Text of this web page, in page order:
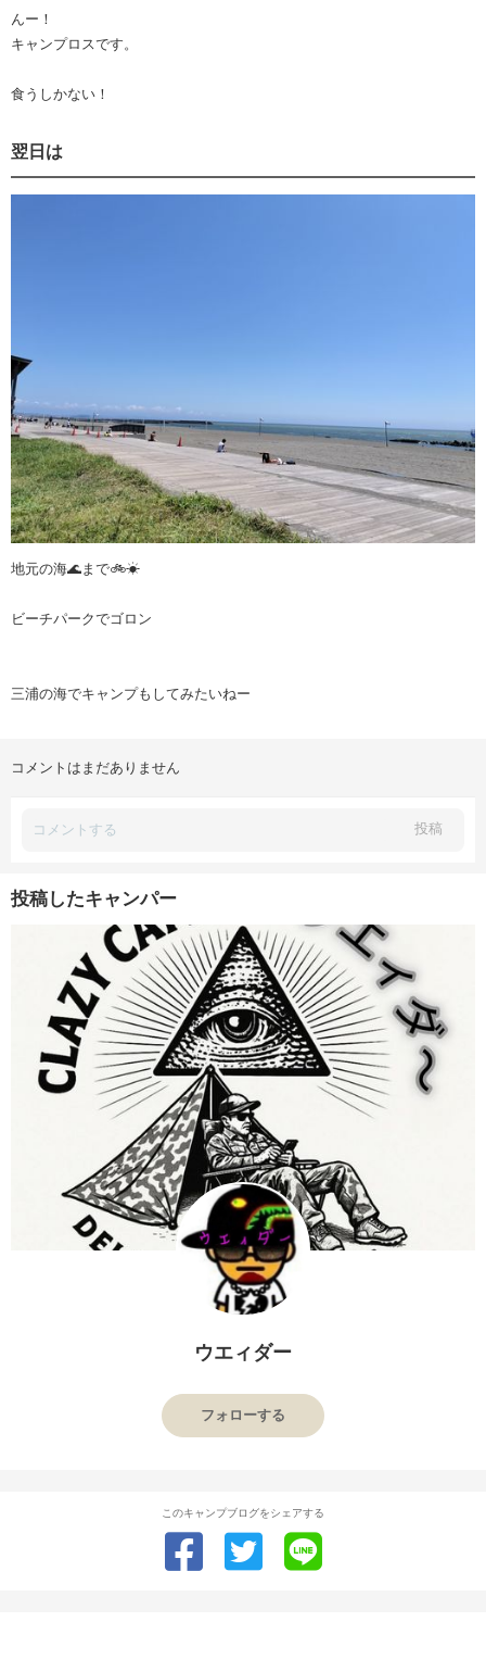
んー！
キャンプロスです。
食うしかない！
翌日は
地元の海🌊まで🚲☀
ビーチパークでゴロン
三浦の海でキャンプもしてみたいねー
コメントはまだありません
投稿
投稿したキャンパー
ウエィダー
フォローする
このキャンプブログをシェアする